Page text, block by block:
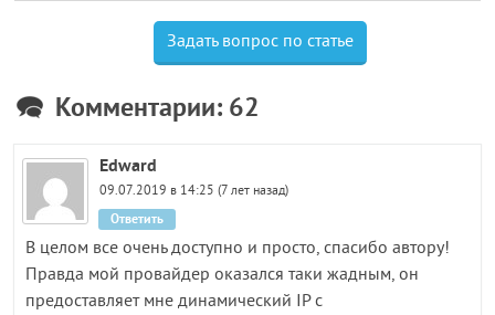
Задать вопрос по статье
Комментарии: 62
Edward
09.07.2019 в 14:25 (7 лет назад)
В целом все очень доступно и просто, спасибо автору!
Правда мой провайдер оказался таки жадным, он
предоставляет мне динамический IP с
Ответить